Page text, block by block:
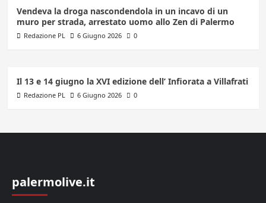
Vendeva la droga nascondendola in un incavo di un
muro per strada, arrestato uomo allo Zen di Palermo
Redazione PL 6 Giugno 2026 0
Il 13 e 14 giugno la XVI edizione dell’ Infiorata a Villafrati
Redazione PL 6 Giugno 2026 0
palermolive.it